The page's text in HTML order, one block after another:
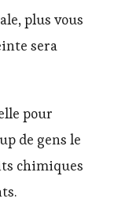
plus vous
sera
pour
de gens le
chimiques